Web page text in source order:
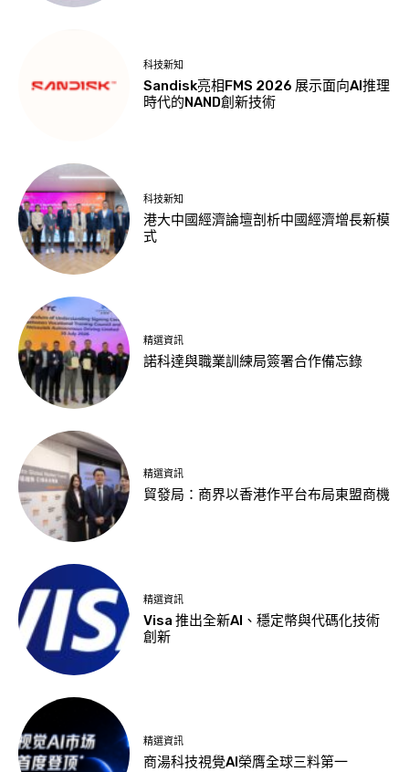
科技新知
Sandisk亮相FMS 2026 展示面向AI推理
時代的NAND創新技術
科技新知
港大中國經濟論壇剖析中國經濟增長新模
式
精選資訊
諾科達與職業訓練局簽署合作備忘錄
精選資訊
貿發局：商界以香港作平台布局東盟商機
精選資訊
Visa 推出全新AI、穩定幣與代碼化技術
創新
精選資訊
商湯科技視覺AI榮膺全球三料第一